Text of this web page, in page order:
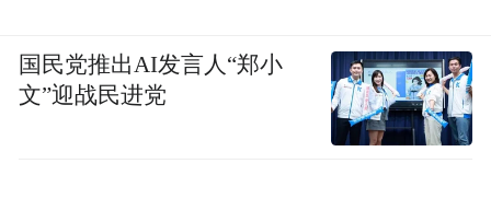
国民党推出AI发言人“郑小
文”迎战民进党